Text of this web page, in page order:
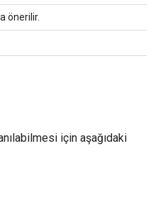
önerilir.
için aşağıdaki